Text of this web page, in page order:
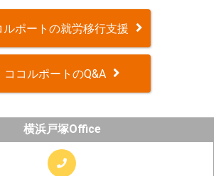
ルポートの就労移行支援
ココルポートのQ&A
横浜戸塚Office